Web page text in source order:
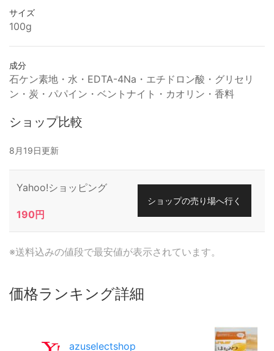
サイズ
100g
成分
石ケン素地・水・EDTA-4Na・エチドロン酸・グリセリ
ン・炭・パパイン・ベントナイト・カオリン・香料
ショップ比較
8月19日更新
Yahoo!ショッピング
190円
ショップの売り場へ行く
※送料込みの値段で最安値が表示されています。
価格ランキング詳細
azuselectshop